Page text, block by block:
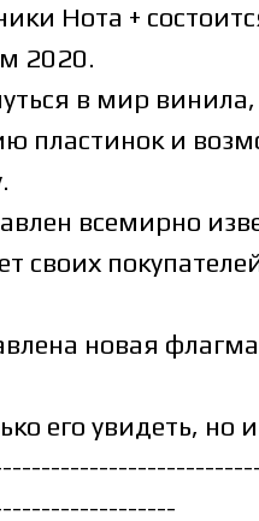
Нота +
2020.
в мир
пластинок и
всемирно
своих
новая
его увидеть, но